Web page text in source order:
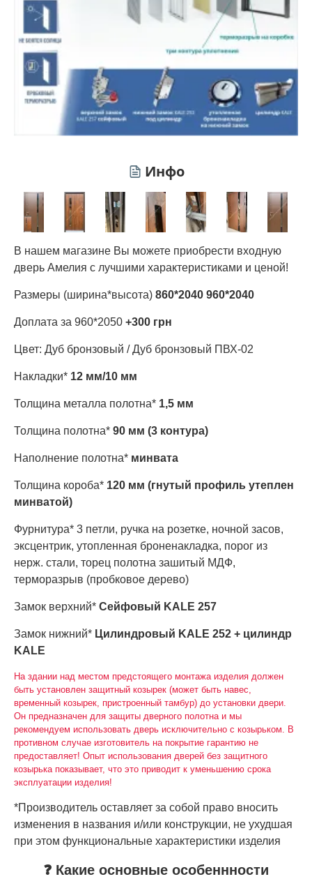
Инфо
В нашем магазине Вы можете приобрести входную
дверь Амелия с лучшими характеристиками и ценой!
Размеры (ширина*высота) 860*2040 960*2040
Доплата за 960*2050 +300 грн
Цвет: Дуб бронзовый / Дуб бронзовый ПВХ-02
Накладки* 12 мм/10 мм
Толщина металла полотна* 1,5 мм
Толщина полотна* 90 мм (3 контура)
Наполнение полотна* минвата
Толщина короба* 120 мм (гнутый профиль утеплен
минватой)
Фурнитура* 3 петли, ручка на розетке, ночной засов,
эксцентрик, утопленная броненакладка, порог из
нерж. стали, торец полотна зашитый МДФ,
терморазрыв (пробковое дерево)
Замок верхний* Сейфовый KALE 257
Замок нижний* Цилиндровый KALE 252 + цилиндр
KALE
На здании над местом предстоящего монтажа изделия должен
быть установлен защитный козырек (может быть навес,
временный козырек, пристроенный тамбур) до установки двери.
Он предназначен для защиты дверного полотна и мы
рекомендуем использовать дверь исключительно с козырьком. В
противном случае изготовитель на покрытие гарантию не
предоставляет! Опыт использования дверей без защитного
козырька показывает, что это приводит к уменьшению срока
эксплуатации изделия!
*Производитель оставляет за собой право вносить
изменения в названия и/или конструкции, не ухудшая
при этом функциональные характеристики изделия
❓ Какие основные особеннности